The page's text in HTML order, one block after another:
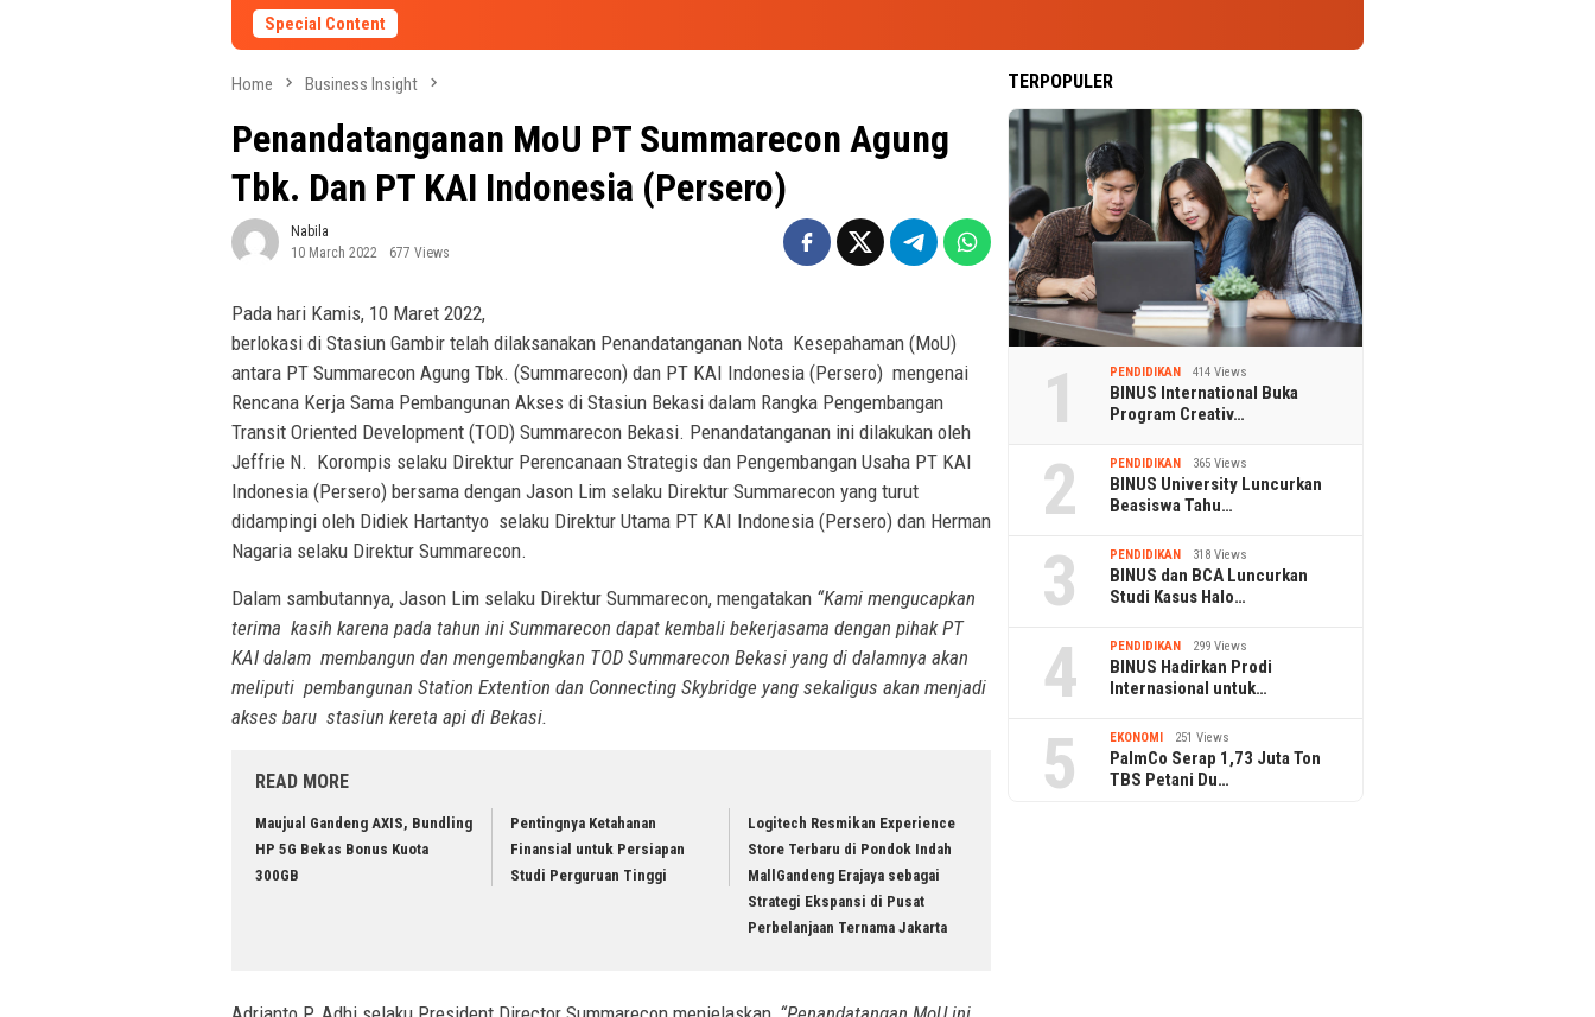
Special Content
Home Business Insight
Penandatanganan MoU PT Summarecon Agung
Tbk. Dan PT KAI Indonesia (Persero)
Nabila
10 March 2022
677 Views
Pada hari Kamis, 10 Maret 2022,
berlokasi di Stasiun Gambir telah dilaksanakan Penandatanganan Nota Kesepahaman (MoU)
antara PT Summarecon Agung Tbk. (Summarecon) dan PT KAI Indonesia (Persero) mengenai
Rencana Kerja Sama Pembangunan Akses di Stasiun Bekasi dalam Rangka Pengembangan
Transit Oriented Development (TOD) Summarecon Bekasi. Penandatanganan ini dilakukan oleh
Jeffrie N. Korompis selaku Direktur Perencanaan Strategis dan Pengembangan Usaha PT KAI
Indonesia (Persero) bersama dengan Jason Lim selaku Direktur Summarecon yang turut
didampingi oleh Didiek Hartantyo selaku Direktur Utama PT KAI Indonesia (Persero) dan Herman
Nagaria selaku Direktur Summarecon.
Dalam sambutannya, Jason Lim selaku Direktur Summarecon, mengatakan “Kami mengucapkan
terima kasih karena pada tahun ini Summarecon dapat kembali bekerjasama dengan pihak PT
KAI dalam membangun dan mengembangkan TOD Summarecon Bekasi yang di dalamnya akan
meliputi pembangunan Station Extention dan Connecting Skybridge yang sekaligus akan menjadi
akses baru stasiun kereta api di Bekasi.
READ MORE
Maujual Gandeng AXIS, Bundling
HP 5G Bekas Bonus Kuota
300GB
Pentingnya Ketahanan
Finansial untuk Persiapan
Studi Perguruan Tinggi
Logitech Resmikan Experience
Store Terbaru di Pondok Indah
MallGandeng Erajaya sebagai
Strategi Ekspansi di Pusat
Perbelanjaan Ternama Jakarta
TERPOPULER
1 PENDIDIKAN 414 Views
BINUS International Buka
Program Creativ…
2 PENDIDIKAN 365 Views
BINUS University Luncurkan
Beasiswa Tahu…
3 PENDIDIKAN 318 Views
BINUS dan BCA Luncurkan
Studi Kasus Halo…
4 PENDIDIKAN 299 Views
BINUS Hadirkan Prodi
Internasional untuk…
5 EKONOMI 251 Views
PalmCo Serap 1,73 Juta Ton
TBS Petani Du…